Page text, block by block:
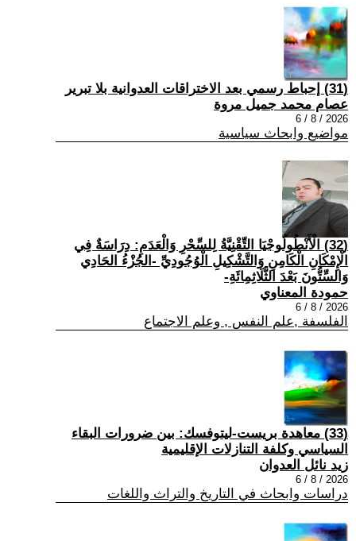
(31) إحباط رسمي بعد الاختراقات العدوانية بلا تبرير
عصام محمد جميل مروة
2026 / 8 / 6
مواضيع وابحاث سياسية
(32) الْأَنْطُولُوجْيَا التِّقْنِيَّةُ لِلسِّحْرِ وَالْعَدَمِ: دِرَاسَةٌ فِي
الْإِمْكَانِ الْكَامِنِ وَالتَّشْكِيلِ الْوُجُودِيِّ -الجُزْءُ الحَادِي
وَالسِّتُّونَ بَعْدَ الثَّلَاثِمِائَةِ-
حمودة المعناوي
2026 / 8 / 6
الفلسفة ,علم النفس , وعلم الاجتماع
(33) معاهدة بريست-ليتوفسك: بين ضرورات البقاء
السياسي وكلفة التنازلات الإقليمية
زيد نائل العدوان
2026 / 8 / 6
دراسات وابحاث في التاريخ والتراث واللغات